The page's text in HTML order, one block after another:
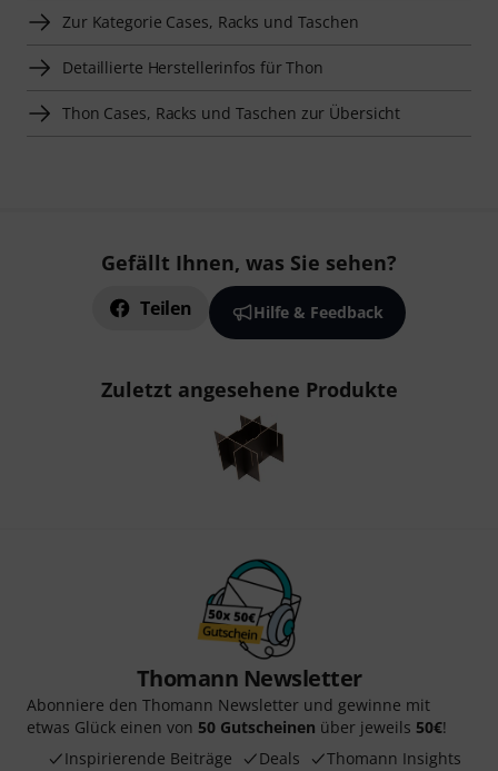
Zur Kategorie Cases, Racks und Taschen
Detaillierte Herstellerinfos für Thon
Thon Cases, Racks und Taschen zur Übersicht
Gefällt Ihnen, was Sie sehen?
Teilen Hilfe & Feedback
Zuletzt angesehene Produkte
Thomann Newsletter
Abonniere den Thomann Newsletter und gewinne mit
etwas Glück einen von 50 Gutscheinen über jeweils 50€!
Inspirierende Beiträge
Deals Thomann Insights